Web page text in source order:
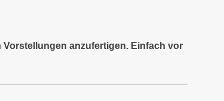
anzufertigen. Einfach vor